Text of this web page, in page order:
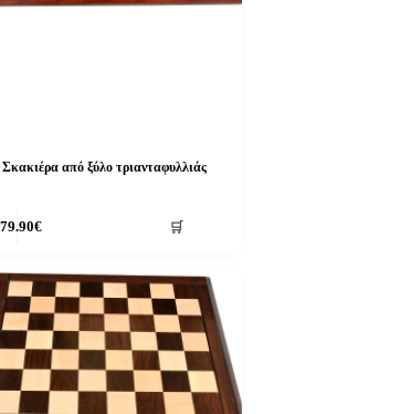
Σκακιέρα από ξύλο τριανταφυλλιάς
€ 🛒